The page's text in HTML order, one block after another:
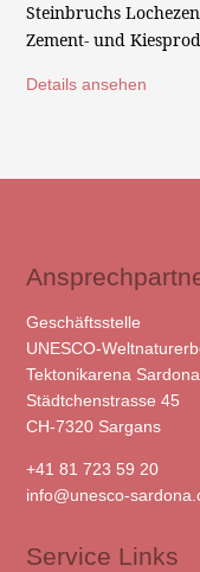
Steinbruchs
Zement- und
Details ansehen
Geschäftsstelle
UNESCO-
Tektonikarena Sardona
Städtchenstrasse 45
CH-7320 Sargans
+41 81 723 59 20
info@unesco-
Service Links